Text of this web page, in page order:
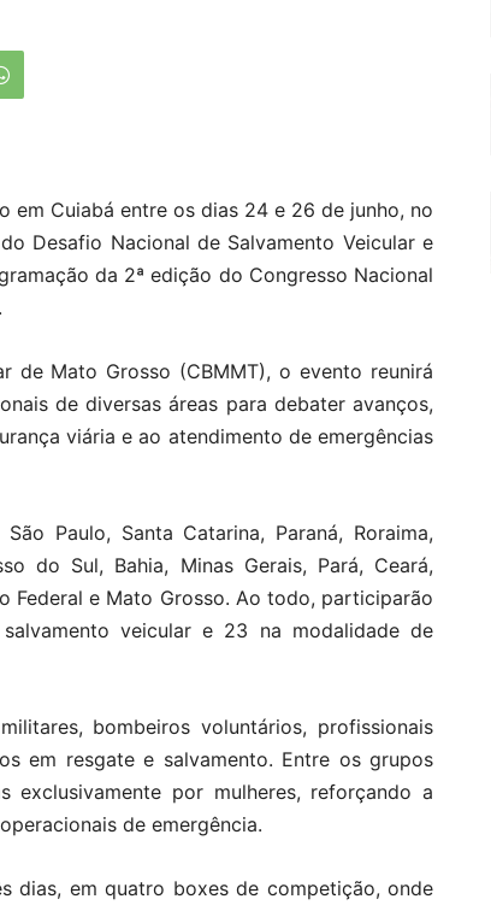
em Cuiabá entre os dias 24 e 26 de junho, no
Desafio Nacional de Salvamento Veicular e
da 2ª edição do Congresso Nacional
de Mato Grosso (CBMMT), o evento reunirá
de diversas áreas para debater avanços,
viária e ao atendimento de emergências
Paulo, Santa Catarina, Paraná, Roraima,
do Sul, Bahia, Minas Gerais, Pará, Ceará,
Federal e Mato Grosso. Ao todo, participarão
veicular e 23 na modalidade de
bombeiros voluntários, profissionais
em resgate e salvamento. Entre os grupos
exclusivamente por mulheres, reforçando a
de emergência.
dias, em quatro boxes de competição, onde